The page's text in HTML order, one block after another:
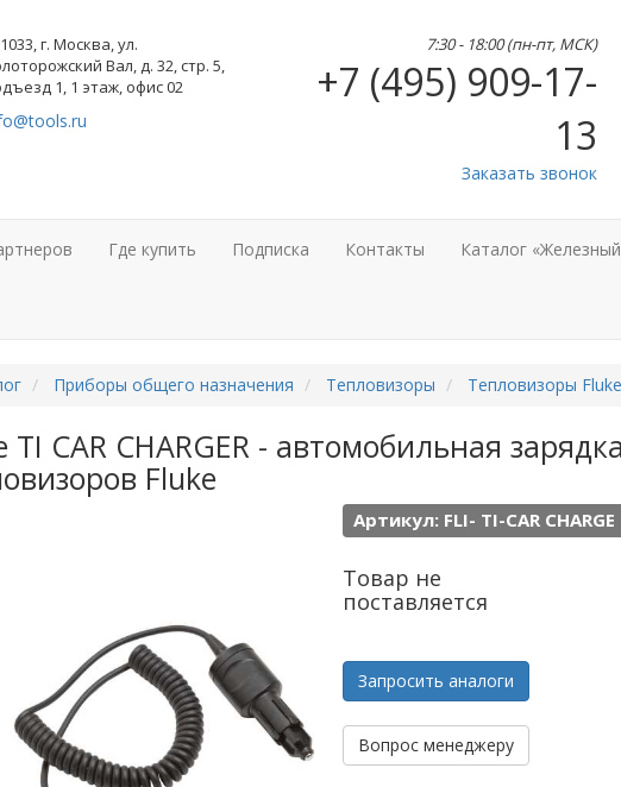
г. Москва, ул.
Вал, д. 32, стр. 5,
1, 1 этаж, офис 02
7:30 - 18:00 (пн-пт, МСК)
+7 (495) 909-17-
13
Заказать звонок
Где купить Подписка Контакты Каталог
Приборы общего назначения Тепловизоры Тепловизоры
TI CAR CHARGER - автомобильная
Fluke
Артикул: FLI- TI-CAR CHARGE
Товар не
поставляется
Запросить аналоги
Вопрос менеджеру